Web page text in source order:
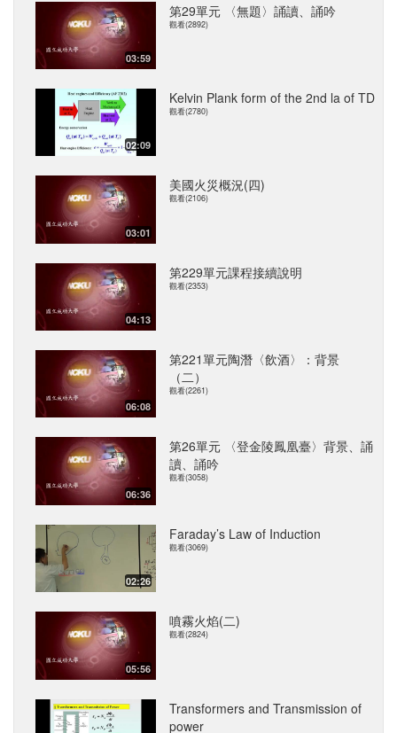
03:59
第29單元 〈無題〉誦讀、誦吟
觀看(2892)
02:09
Kelvin Plank form of the 2nd la of TD
觀看(2780)
03:01
美國火災概況(四)
觀看(2106)
04:13
第229單元課程接續說明
觀看(2353)
06:08
第221單元陶潛〈飲酒〉：背景
（二）
觀看(2261)
06:36
第26單元 〈登金陵鳳凰臺〉背景、誦
讀、誦吟
觀看(3058)
02:26
Faraday’s Law of Induction
觀看(3069)
05:56
噴霧火焰(二)
觀看(2824)
Transformers and Transmission of
power